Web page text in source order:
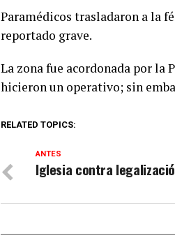
Paramédicos trasladaron a la
reportado grave.
La zona fue acordonada por
hicieron un operativo; sin
RELATED TOPICS:
ANTES
Iglesia contra